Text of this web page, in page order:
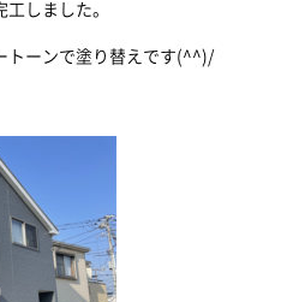
しました。
トーンで塗り替えです(^^)/